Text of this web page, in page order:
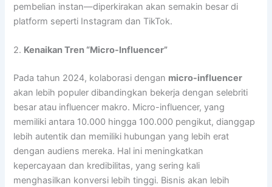
pembelian instan—diperkirakan akan semakin besar di
platform seperti Instagram dan TikTok.
2. Kenaikan Tren “Micro-Influencer”
Pada tahun 2024, kolaborasi dengan micro-influencer
akan lebih populer dibandingkan bekerja dengan selebriti
besar atau influencer makro. Micro-influencer, yang
memiliki antara 10.000 hingga 100.000 pengikut, dianggap
lebih autentik dan memiliki hubungan yang lebih erat
dengan audiens mereka. Hal ini meningkatkan
kepercayaan dan kredibilitas, yang sering kali
menghasilkan konversi lebih tinggi. Bisnis akan lebih